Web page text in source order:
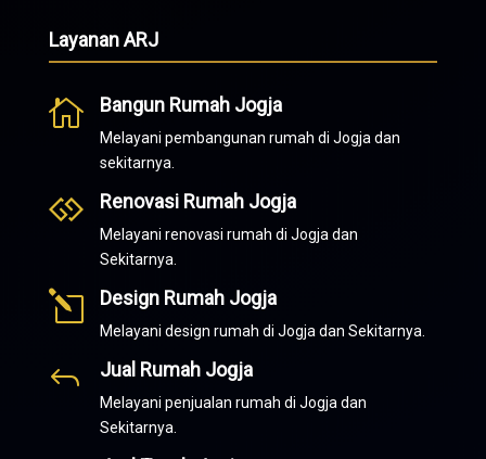
Layanan ARJ
 Bangun Rumah Jogja
Melayani pembangunan rumah di Jogja dan
sekitarnya.
 Renovasi Rumah Jogja
Melayani renovasi rumah di Jogja dan
Sekitarnya.
l Design Rumah Jogja
Melayani design rumah di Jogja dan Sekitarnya.
J Jual Rumah Jogja
Melayani penjualan rumah di Jogja dan
Sekitarnya.